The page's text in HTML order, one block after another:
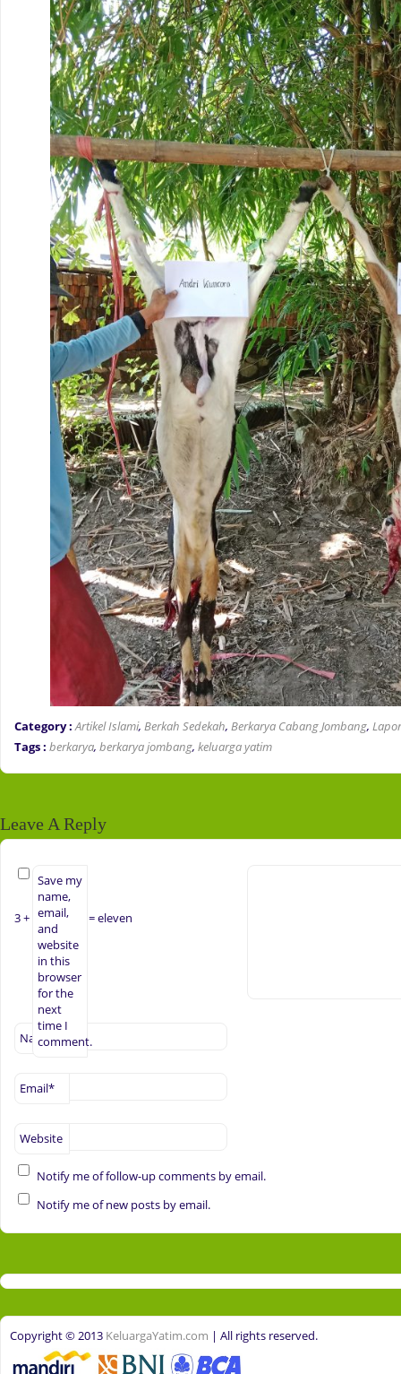
Category : Artikel Islami, Berkah Sedekah, Berkarya Cabang Jombang,
Tags : berkarya, berkarya jombang, keluarga yatim
Leave A Reply
Name*
Email*
Website
Save my
name,
email,
and
website
in this
browser
for the
next
time I
comment.
3 + = eleven
Notify me of follow-up comments by email.
Notify me of new posts by email.
Copyright © 2013 KeluargaYatim.com | All rights reserved.